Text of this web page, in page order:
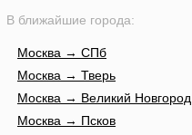
В ближайшие города:
Москва → СПб
Москва → Тверь
Москва → Великий Новгород
Москва → Псков